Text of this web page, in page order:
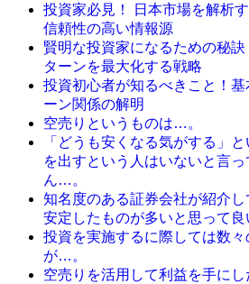
投資家必見！ 日本市場を解析
信頼性の高い情報源
賢明な投資家になるための秘
ターンを最大化する戦略
投資初心者が知るべきこと！
ーン関係の解明
空売りというものは…。
「どうも安くなる気がする」
を出すという人はいないと言
ん…。
知名度のある証券会社が紹介
安定したものが多いと思って良
投資を実施するに際しては数
が…。
空売りを活用して利益を手にし